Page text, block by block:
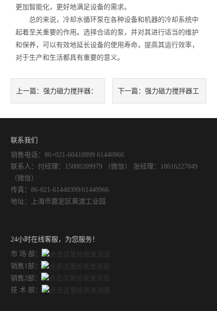
紫外分析仪
微波化学反应器
药物透皮实验仪
更加智能化，更好地满足设备的需求。
总的来说，冷却水循环泵在各种设备和机器的冷却系统中
起着至关重要的作用。选择合适的泵，并对其进行适当的维护
和保养，可以有效地延长设备的使用寿命，提高其运行效率，
对于生产和生活都具有重要的意义。
上一篇：强力磁力搅拌器： 下一篇： 强力磁力搅拌器工
联系我们
销售电话：86+021-60410999 61440966
联系人：付经理：15000209979 （微信） 张经理：18616227849
（微信）
传真：86-021-61448399/61440966
地址：上海市嘉定区黄渡工业园
24小时在线客服，为您服务！
市 场 部：
销售1部：
销售2部：
技 术 部：